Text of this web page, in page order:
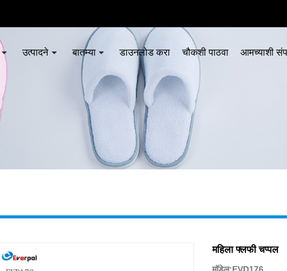
उत्पादने बातम्या डाउनलोड करा चौकशी पाठवा आमच्याशी
महिला फ्लफी चप्पल